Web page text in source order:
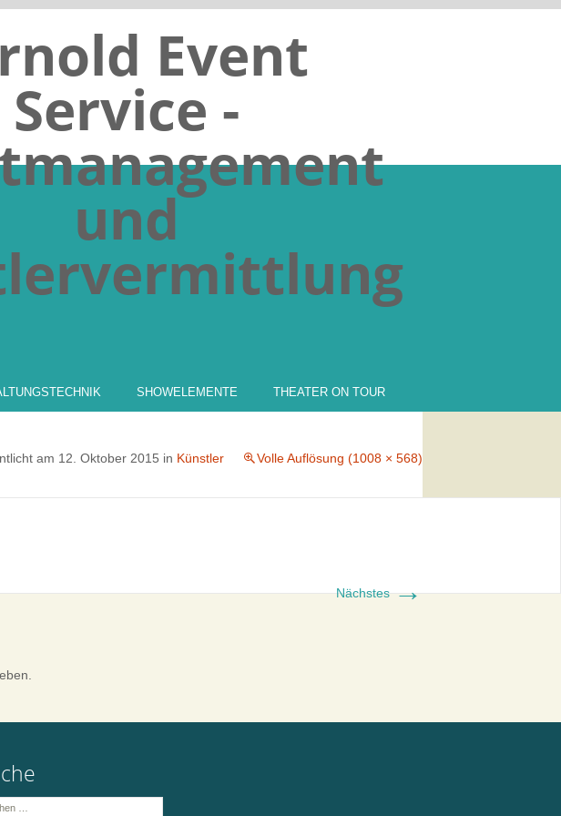
SHOWELEMENTE THEATER ON TOUR
am 12. Oktober 2015 in Künstler Volle Auflösung (1008 × 568)
Nächstes→